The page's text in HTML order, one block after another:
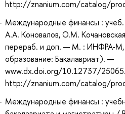
http://znanium.com/catalog/
Международные финансы :
А.А. Коновалов, О.М.
перераб. и доп. — М. : ИНФРА-
образование: Бакалавриат). —
www.dx.doi.org/10.12737/
http://znanium.com/catalog/
Международные финансы :